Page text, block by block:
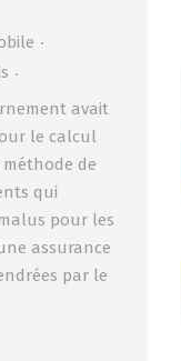
avait
le calcul
de
qui
pour les
assurance
par le